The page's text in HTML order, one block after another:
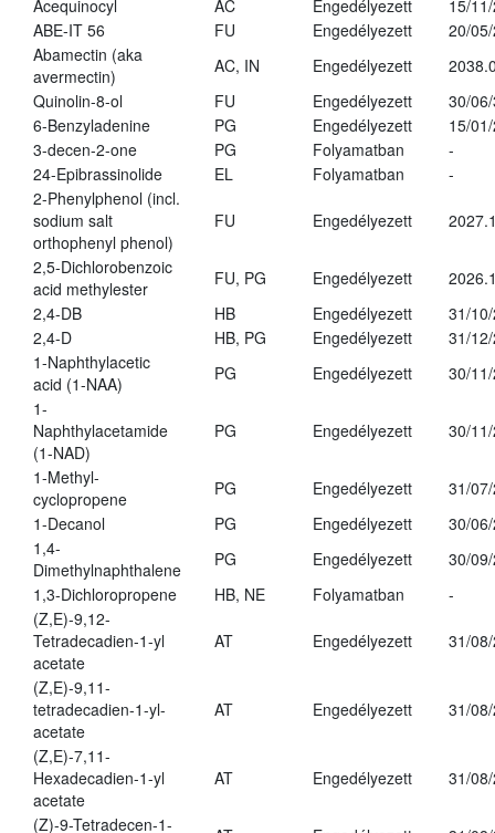
Acequinocyl
AC Engedélyezett
15/
ABE-IT 56
FU Engedélyezett
20/
Abamectin (aka
avermectin)
AC, IN Engedélyezett
Quinolin-8-ol
FU Engedélyezett
30/
6-Benzyladenine
PG Engedélyezett
15/
3-decen-2-one
PG Folyamatban
-
24-Epibrassinolide
EL Folyamatban
-
2-Phenylphenol (incl.
sodium salt
orthophenyl phenol)
FU Engedélyezett
2,5-Dichlorobenzoic
acid methylester
FU, PG Engedélyezett
2,4-DB
HB Engedélyezett
31/
2,4-D
HB, PG Engedélyezett
31/
1-Naphthylacetic
acid (1-NAA)
PG Engedélyezett
30/
1-
Naphthylacetamide
(1-NAD)
PG Engedélyezett 30/
1-Methyl-
cyclopropene
PG Engedélyezett
31/
1-Decanol
PG Engedélyezett
30/
1,4-
Dimethylnaphthalene
PG Engedélyezett
30/
1,3-Dichloropropene
HB, NE Folyamatban
-
(Z,E)-9,12-
Tetradecadien-1-yl
acetate
AT Engedélyezett 31/
(Z,E)-9,11-
tetradecadien-1-yl-
acetate
AT Engedélyezett 31/
(Z,E)-7,11-
Hexadecadien-1-yl
acetate
AT Engedélyezett 31/
(Z)-9-Tetradecen-1-